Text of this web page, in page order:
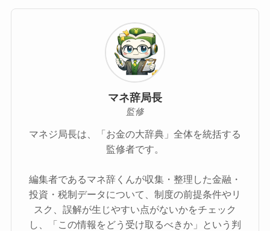
マネ辞局長
監修
マネジ局長は、「お金の大辞典」全体を統括する
監修者です。
編集者であるマネ辞くんが収集・整理した金融・
投資・税制データについて、制度の前提条件やリ
スク、誤解が生じやすい点がないかをチェック
し、「この情報をどう受け取るべきか」という判